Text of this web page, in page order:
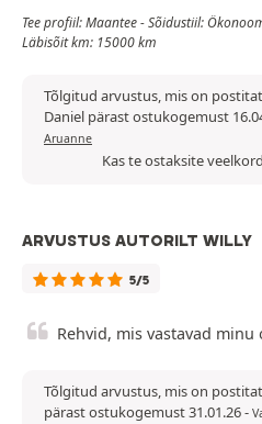
Tee profiil: Maantee - Sõidustiil:
Läbisõit km: 15000 km
Tõlgitud arvustus, mis on
Daniel pärast ostukogemust
Aruanne
Kas te ostaksite
ARVUSTUS AUTORILT WILLY
5/5
Rehvid, mis vastavad minu
Tõlgitud arvustus, mis on
pärast ostukogemust 31.01.26-